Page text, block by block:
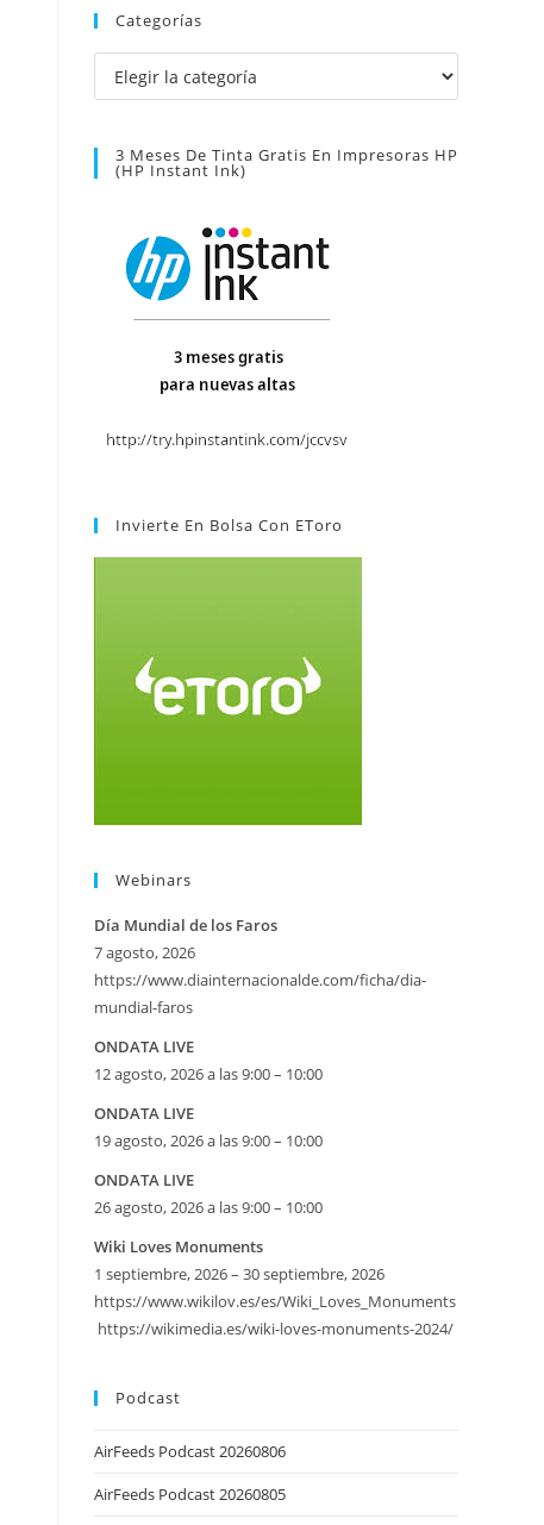
Categorías
Categorías
3 Meses De Tinta Gratis En Impresoras HP
(HP Instant Ink)
Invierte En Bolsa Con EToro
Webinars
Día Mundial de los Faros
7 agosto, 2026
https://www.diainternacionalde.com/ficha/dia-
mundial-faros
ONDATA LIVE
12 agosto, 2026 a las 9:00 – 10:00
ONDATA LIVE
19 agosto, 2026 a las 9:00 – 10:00
ONDATA LIVE
26 agosto, 2026 a las 9:00 – 10:00
Wiki Loves Monuments
1 septiembre, 2026 – 30 septiembre, 2026
https://www.wikilov.es/es/Wiki_Loves_Monuments
https://wikimedia.es/wiki-loves-monuments-2024/
Podcast
AirFeeds Podcast 20260806
AirFeeds Podcast 20260805